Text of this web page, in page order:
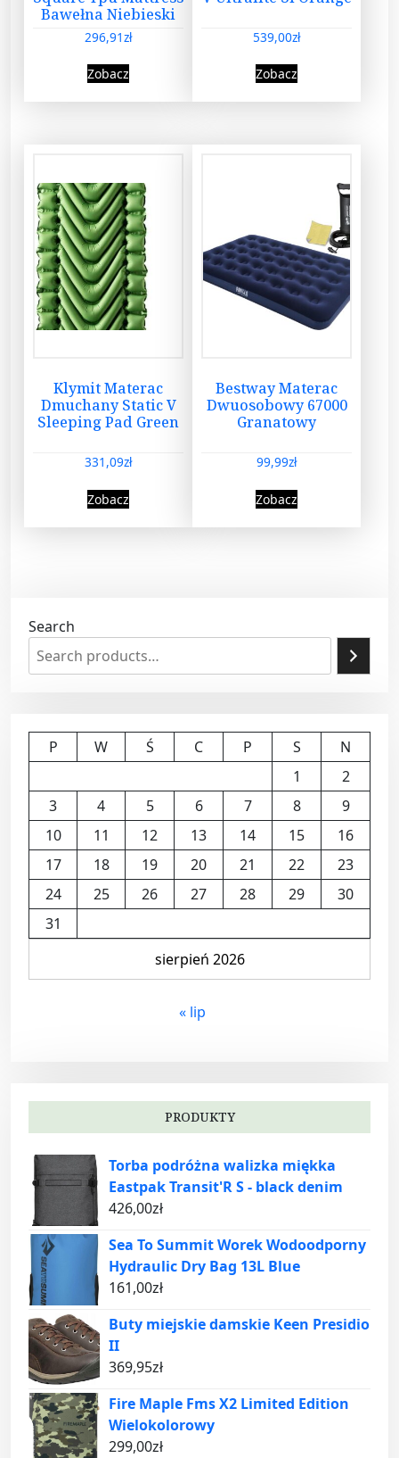
Bawełna Niebieski
296,91zł
Zobacz
539,00zł
Zobacz
Klymit Materac
Dmuchany Static V
Sleeping Pad Green
331,09zł
Zobacz
Bestway Materac
Dwuosobowy 67000
Granatowy
99,99zł
Zobacz
Search
sierpień 2026
P W Ś C P S
N
1
2
3
4 5 6 7 8
9
10
11 12 13 14 15
16
17
18 19 20 21 22
23
24
25 26 27 28 29
30
31
« lip
PRODUKTY
Torba podróżna walizka miękka
Eastpak Transit'R S - black denim
426,00zł
Sea To Summit Worek Wodoodporny
Hydraulic Dry Bag 13L Blue
161,00zł
Buty miejskie damskie Keen Presidio
II
369,95zł
Fire Maple Fms X2 Limited Edition
Wielokolorowy
299,00zł